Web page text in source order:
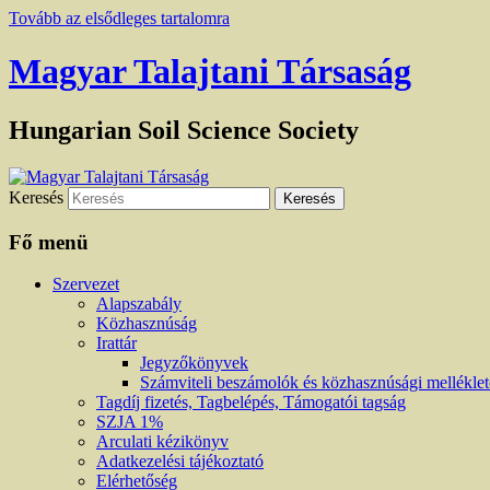
Tovább az elsődleges tartalomra
Magyar Talajtani Társaság
Hungarian Soil Science Society
Keresés
Fő menü
Szervezet
Alapszabály
Közhasznúság
Irattár
Jegyzőkönyvek
Számviteli beszámolók és közhasznúsági
Tagdíj fizetés, Tagbelépés, Támogatói tagság
SZJA 1%
Arculati kézikönyv
Adatkezelési tájékoztató
Elérhetőség